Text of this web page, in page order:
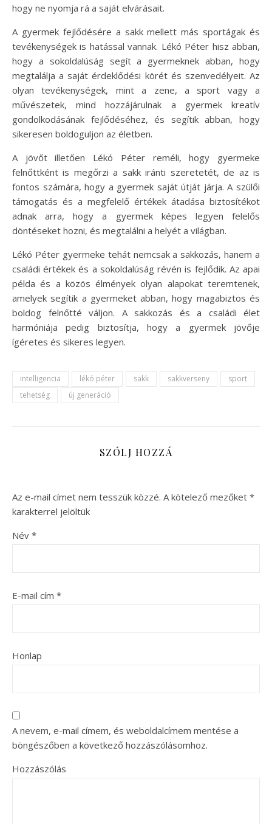
hogy ne nyomja rá a saját elvárásait.
A gyermek fejlődésére a sakk mellett más sportágak és
tevékenységek is hatással vannak. Lékó Péter hisz abban,
hogy a sokoldalúság segít a gyermeknek abban, hogy
megtalálja a saját érdeklődési körét és szenvedélyeit. Az
olyan tevékenységek, mint a zene, a sport vagy a
művészetek, mind hozzájárulnak a gyermek kreatív
gondolkodásának fejlődéséhez, és segítik abban, hogy
sikeresen boldoguljon az életben.
A jövőt illetően Lékó Péter reméli, hogy gyermeke
felnőttként is megőrzi a sakk iránti szeretetét, de az is
fontos számára, hogy a gyermek saját útját járja. A szülői
támogatás és a megfelelő értékek átadása biztosítékot
adnak arra, hogy a gyermek képes legyen felelős
döntéseket hozni, és megtalálni a helyét a világban.
Lékó Péter gyermeke tehát nemcsak a sakkozás, hanem a
családi értékek és a sokoldalúság révén is fejlődik. Az apai
példa és a közös élmények olyan alapokat teremtenek,
amelyek segítik a gyermeket abban, hogy magabiztos és
boldog felnőtté váljon. A sakkozás és a családi élet
harmóniája pedig biztosítja, hogy a gyermek jövője
ígéretes és sikeres legyen.
intelligencia lékó péter sakk sakkverseny
sport
tehetség
új generáció
SZÓLJ HOZZÁ
Az e-mail címet nem tesszük közzé. A kötelező mezőket *
karakterrel jelöltük
Név *
E-mail cím *
Honlap
A nevem, e-mail címem, és weboldalcímem mentése a
böngészőben a következő hozzászólásomhoz.
Hozzászólás